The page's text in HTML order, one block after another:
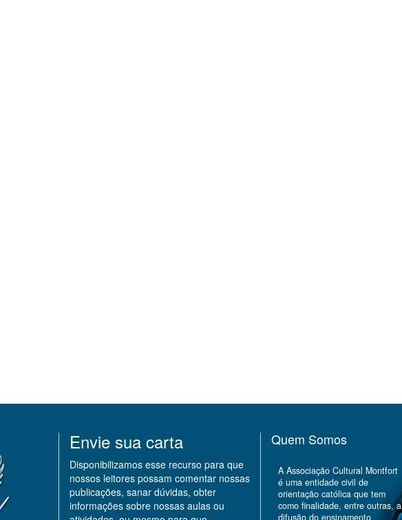
Envie sua carta
Disponibilizamos esse recurso para que
nossos leitores possam comentar nossas
publicações, sanar dúvidas, obter
informações sobre nossas aulas ou
Quem Somos
A Associação Cultural Montfort
é uma entidade civil de
orientação católica que tem
como finalidade, entre outras, a
difusão do ensinamento